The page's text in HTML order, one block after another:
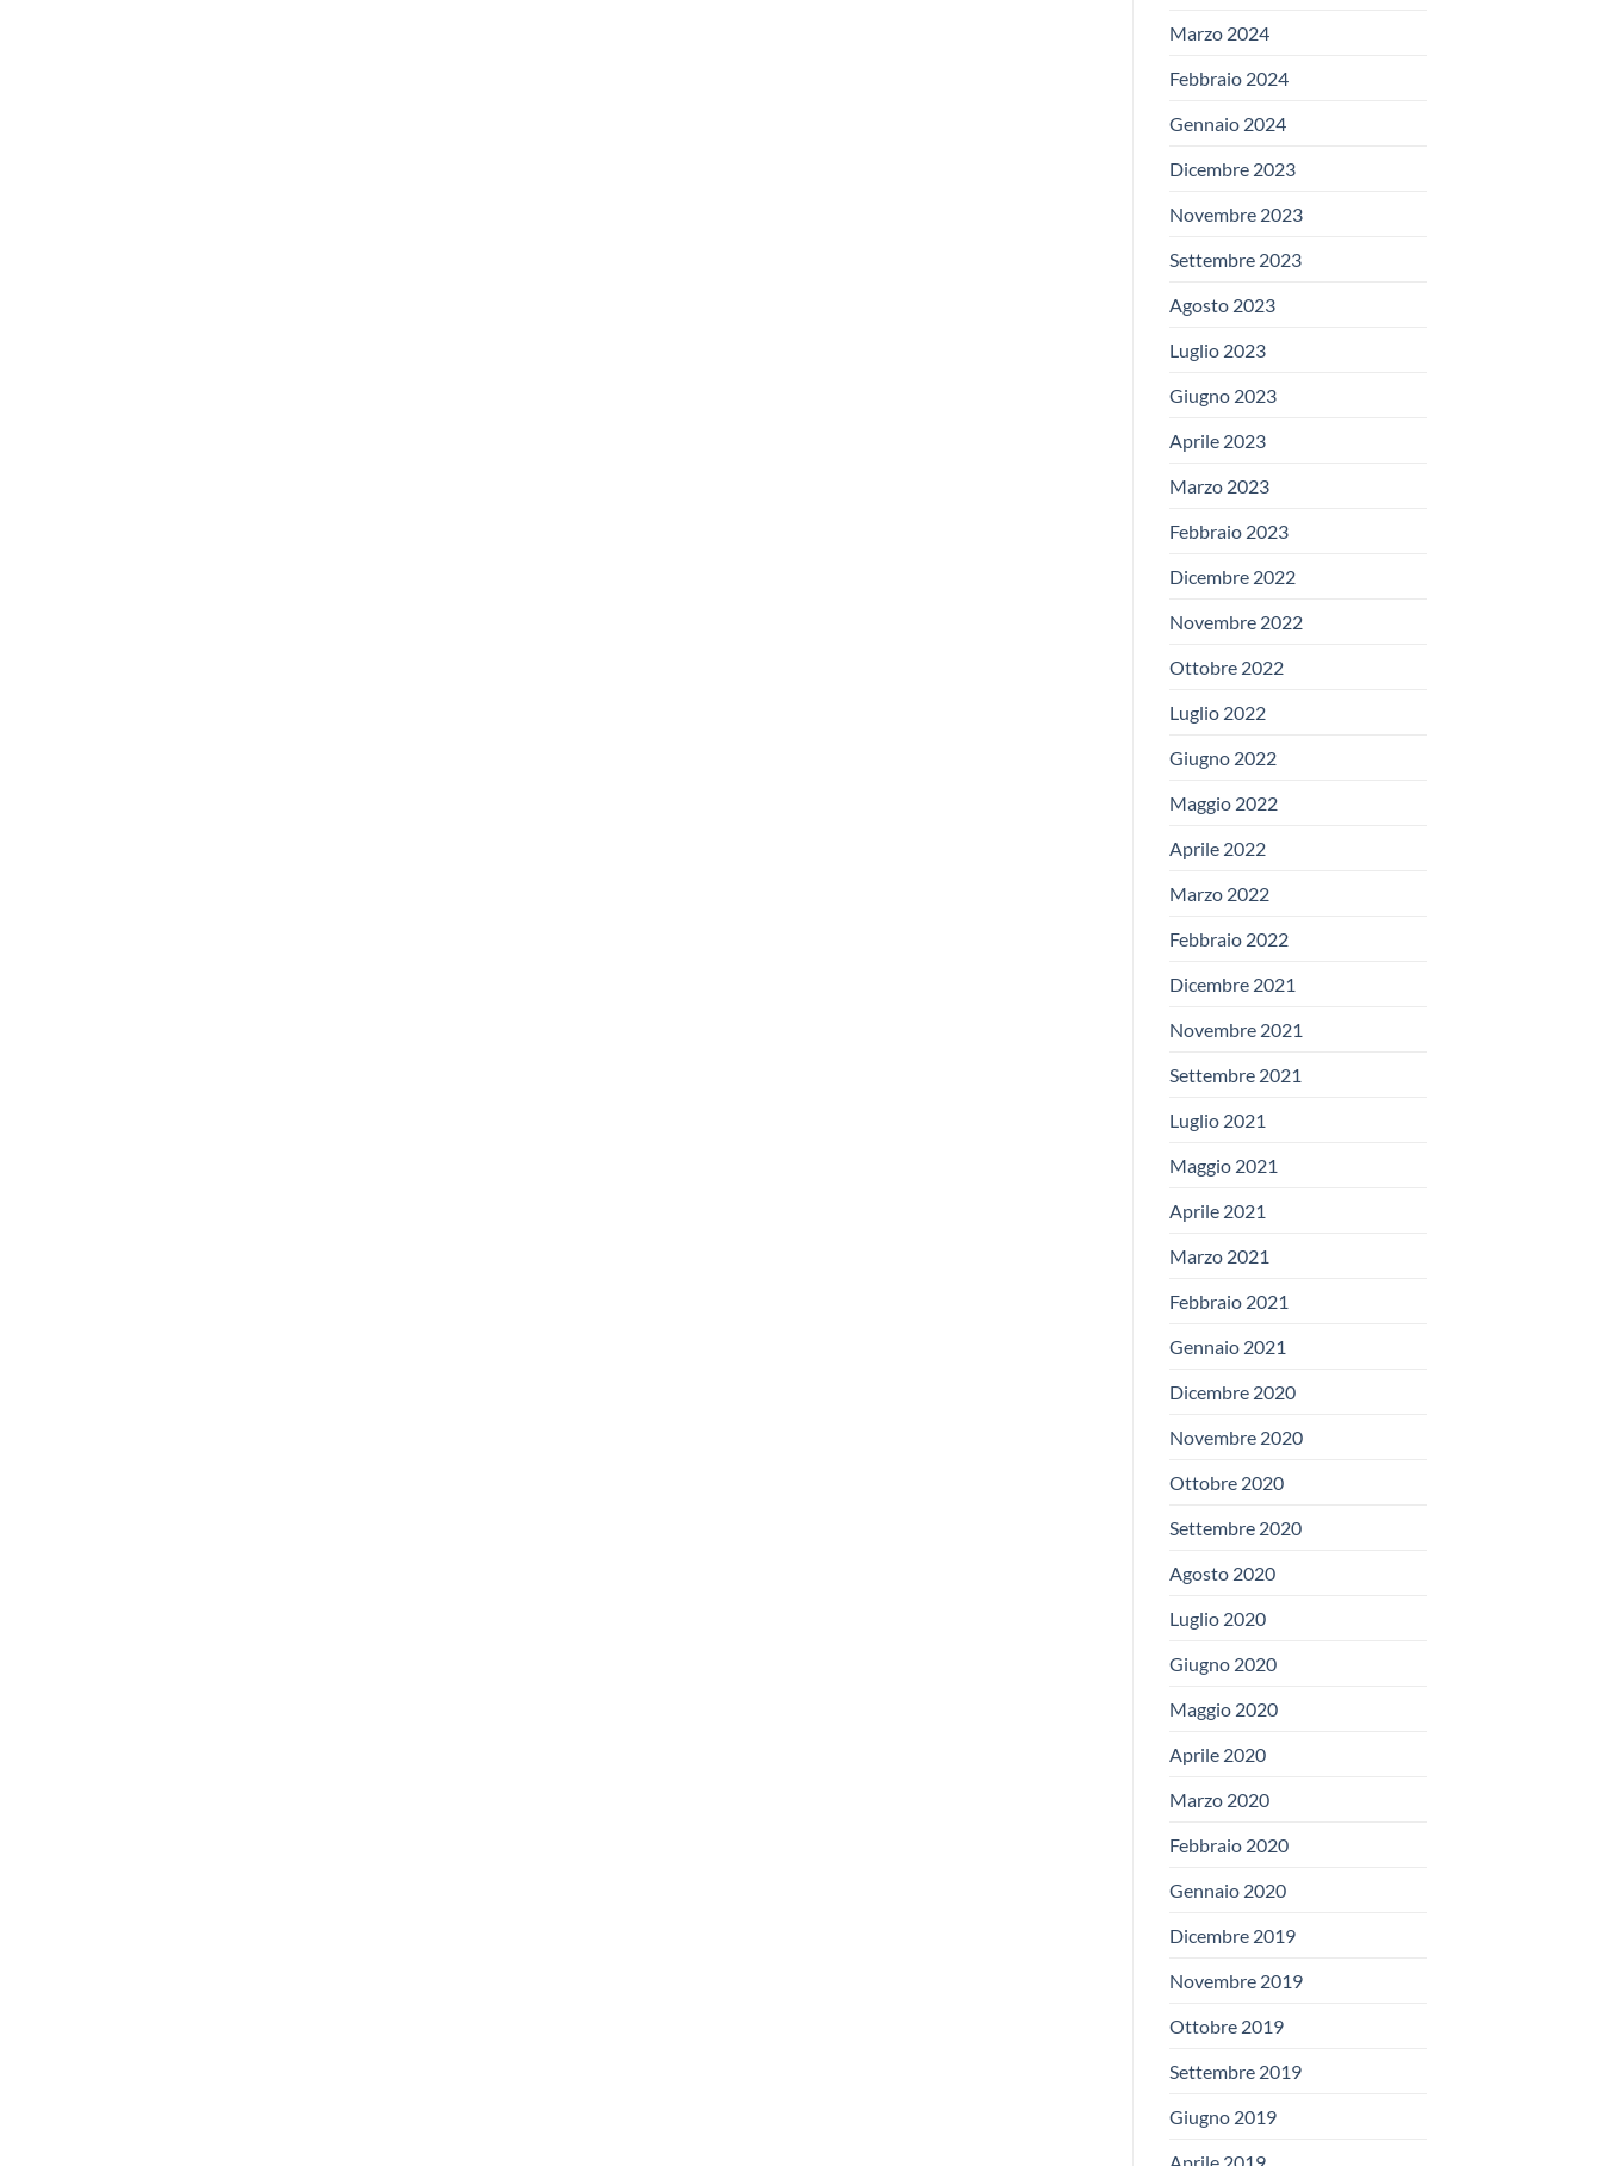
Marzo 2024
Febbraio 2024
Gennaio 2024
Dicembre 2023
Novembre 2023
Settembre 2023
Agosto 2023
Luglio 2023
Giugno 2023
Aprile 2023
Marzo 2023
Febbraio 2023
Dicembre 2022
Novembre 2022
Ottobre 2022
Luglio 2022
Giugno 2022
Maggio 2022
Aprile 2022
Marzo 2022
Febbraio 2022
Dicembre 2021
Novembre 2021
Settembre 2021
Luglio 2021
Maggio 2021
Aprile 2021
Marzo 2021
Febbraio 2021
Gennaio 2021
Dicembre 2020
Novembre 2020
Ottobre 2020
Settembre 2020
Agosto 2020
Luglio 2020
Giugno 2020
Maggio 2020
Aprile 2020
Marzo 2020
Febbraio 2020
Gennaio 2020
Dicembre 2019
Novembre 2019
Ottobre 2019
Settembre 2019
Giugno 2019
Aprile 2019